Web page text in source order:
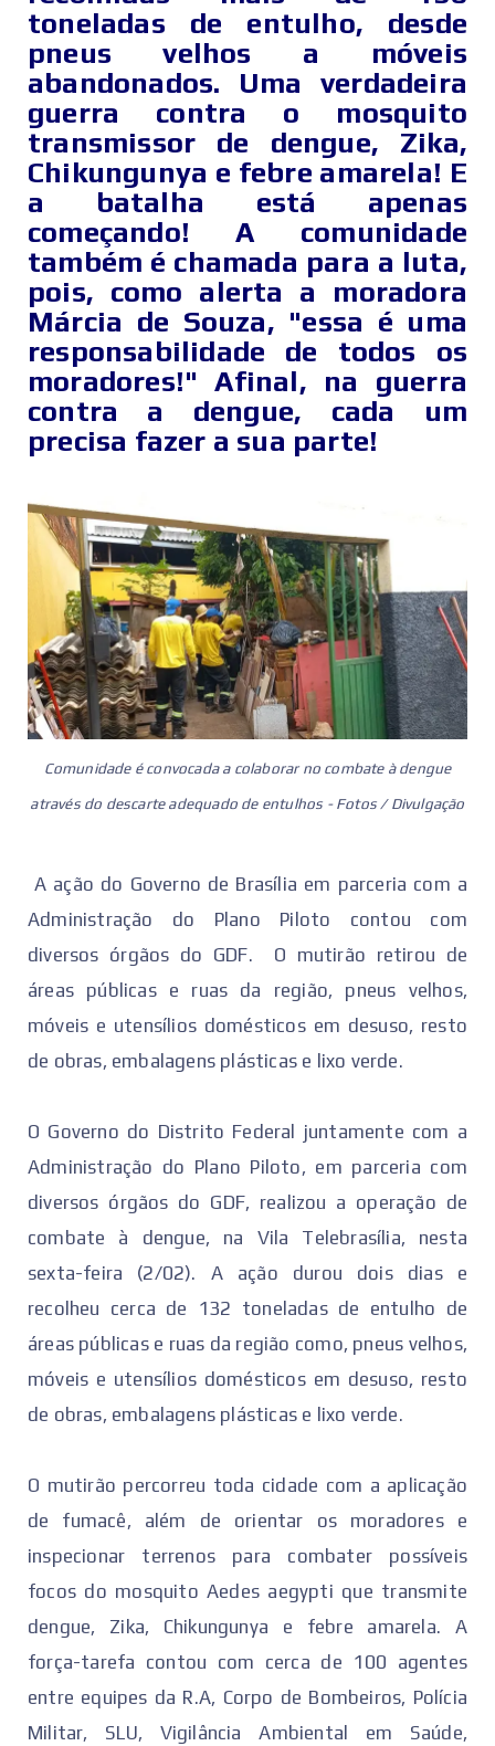
toneladas de entulho, desde
pneus velhos a móveis
abandonados. Uma verdadeira
guerra contra o mosquito
transmissor de dengue, Zika,
Chikungunya e febre amarela! E
a batalha está apenas
começando! A comunidade
também é chamada para a luta,
pois, como alerta a moradora
Márcia de Souza, "essa é uma
responsabilidade de todos os
moradores!" Afinal, na guerra
contra a dengue, cada um
precisa fazer a sua parte!
Comunidade é convocada a colaborar no combate à dengue
através do descarte adequado de entulhos - Fotos / Divulgação
A ação do Governo de Brasília em parceria com a
Administração do Plano Piloto contou com
diversos órgãos do GDF. O mutirão retirou de
áreas públicas e ruas da região, pneus velhos,
móveis e utensílios domésticos em desuso, resto
de obras, embalagens plásticas e lixo verde.
O Governo do Distrito Federal juntamente com a
Administração do Plano Piloto, em parceria com
diversos órgãos do GDF, realizou a operação de
combate à dengue, na Vila Telebrasília, nesta
sexta-feira (2/02). A ação durou dois dias e
recolheu cerca de 132 toneladas de entulho de
áreas públicas e ruas da região como, pneus velhos,
móveis e utensílios domésticos em desuso, resto
de obras, embalagens plásticas e lixo verde.
O mutirão percorreu toda cidade com a aplicação
de fumacê, além de orientar os moradores e
inspecionar terrenos para combater possíveis
focos do mosquito Aedes aegypti que transmite
dengue, Zika, Chikungunya e febre amarela. A
força-tarefa contou com cerca de 100 agentes
entre equipes da R.A, Corpo de Bombeiros, Polícia
Militar, SLU, Vigilância Ambiental em Saúde,